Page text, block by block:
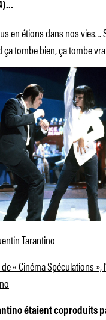
en étions dans nos vies…
ça tombe bien, ça tombe
Tarantino
« Cinéma Spéculations »,
étaient coproduits